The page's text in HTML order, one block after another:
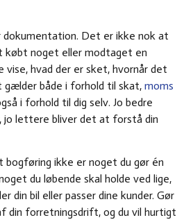
dokumentation. Det er ikke nok at
købt noget eller modtaget en
vise, hvad der er sket, hvornår det
både i forhold til skat, moms
i forhold til dig selv. Jo bedre
jo lettere bliver det at forstå din
bogføring ikke er noget du gør én
du løbende skal holde ved lige,
din bil eller passer dine kunder. Gør
din forretningsdrift, og du vil hurtigt